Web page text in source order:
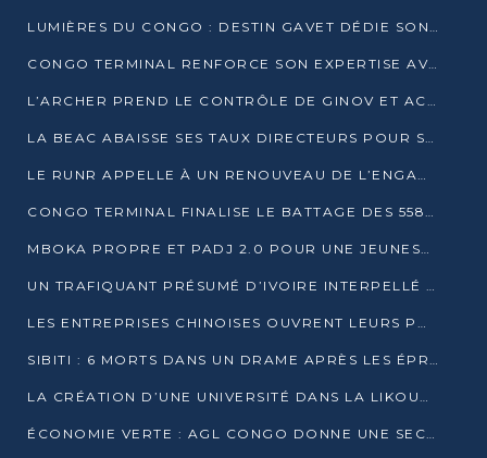
LUMIÈRES DU CONGO : DESTIN GAVET DÉDIE SON PRIX À L’UNITÉ NATIONALE ET À LA JEUNESSE
CONGO TERMINAL RENFORCE SON EXPERTISE AVEC NEUF NOUVEAUX FORMATEURS EN ENGINS PORTUAIRES
L’ARCHER PREND LE CONTRÔLE DE GINOV ET ACCÉLÈRE SON VIRAGE NUMÉRIQUE
LA BEAC ABAISSE SES TAUX DIRECTEURS POUR SOUTENIR LA CROISSANCE EN ZONE CEMAC
LE RUNR APPELLE À UN RENOUVEAU DE L’ENGAGEMENT MILITANT
CONGO TERMINAL FINALISE LE BATTAGE DES 558 PIEUX DU FUTUR QUAI DU MÔLE EST
MBOKA PROPRE ET PADJ 2.0 POUR UNE JEUNESSE PLUS AUTONOME
UN TRAFIQUANT PRÉSUMÉ D’IVOIRE INTERPELLÉ À DOLISIE
LES ENTREPRISES CHINOISES OUVRENT LEURS PORTES AUX JEUNES DIPLÔMÉS
SIBITI : 6 MORTS DANS UN DRAME APRÈS LES ÉPREUVES DU BEPC
LA CRÉATION D’UNE UNIVERSITÉ DANS LA LIKOUALA AU CŒUR D’UNE RÉFLEXION NATIONALE
ÉCONOMIE VERTE : AGL CONGO DONNE UNE SECONDE VIE À SES DÉCHETS INDUSTRIELS